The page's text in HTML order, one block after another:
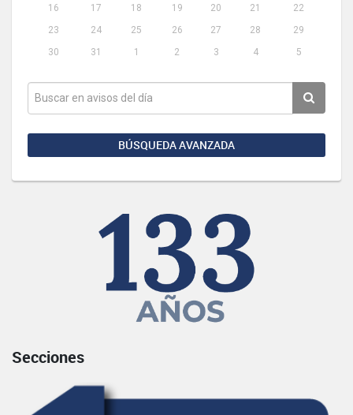
16
17 18 19 20 21
22
23
24 25 26 27 28
29
30
31 1 2 3 4 5
BÚSQUEDA AVANZADA
Secciones